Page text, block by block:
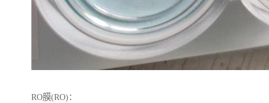
RO膜(RO)：